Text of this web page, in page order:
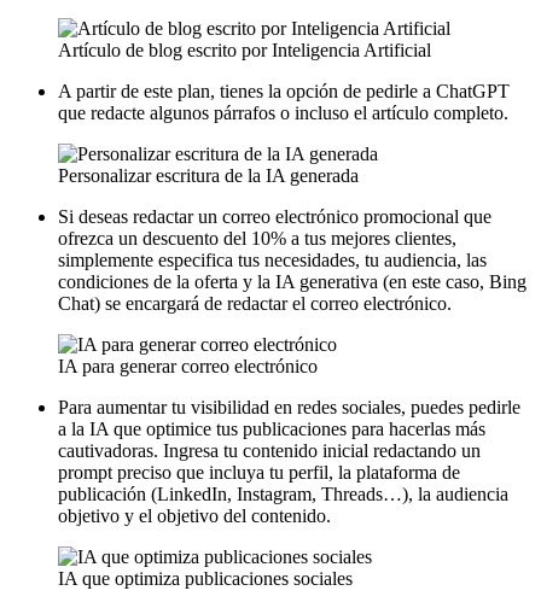
Artículo de blog escrito por Inteligencia Artificial
A partir de este plan, tienes la opción de pedirle a ChatGPT
que redacte algunos párrafos o incluso el artículo completo.
Personalizar escritura de la IA generada
Si deseas redactar un correo electrónico promocional que
ofrezca un descuento del 10% a tus mejores clientes,
simplemente especifica tus necesidades, tu audiencia, las
condiciones de la oferta y la IA generativa (en este caso, Bing
Chat) se encargará de redactar el correo electrónico.
IA para generar correo electrónico
Para aumentar tu visibilidad en redes sociales, puedes pedirle
a la IA que optimice tus publicaciones para hacerlas más
cautivadoras. Ingresa tu contenido inicial redactando un
prompt preciso que incluya tu perfil, la plataforma de
publicación (LinkedIn, Instagram, Threads…), la audiencia
objetivo y el objetivo del contenido.
IA que optimiza publicaciones sociales